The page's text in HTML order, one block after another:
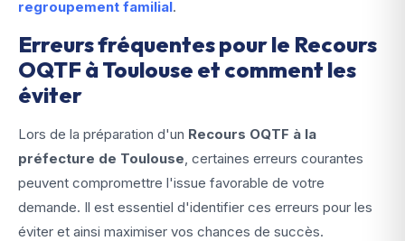
regroupement familial.
Erreurs fréquentes pour le Recours
OQTF à Toulouse et comment les
éviter
Lors de la préparation d'un Recours OQTF à la
préfecture de Toulouse, certaines erreurs courantes
peuvent compromettre l'issue favorable de votre
demande. Il est essentiel d'identifier ces erreurs pour les
éviter et ainsi maximiser vos chances de succès.